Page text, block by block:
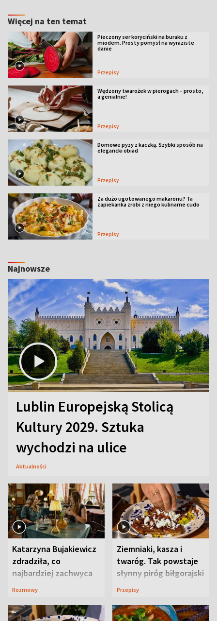
Więcej na ten temat
Pieczony ser koryciński na buraku z
miodem. Prosty pomysł na wyraziste
danie
Przepisy
Wędzony twarożek w pierogach – prosto,
a genialnie!
Przepisy
Domowe pyzy z kaczką. Szybki sposób na
elegancki obiad
Przepisy
Za dużo ugotowanego makaronu? Ta
zapiekanka zrobi z niego kulinarne cudo
Przepisy
Najnowsze
Lublin Europejską Stolicą
Kultury 2029. Sztuka
wychodzi na ulice
Aktualności
Katarzyna Bujakiewicz
zdradziła, co
najbardziej zachwyca
ją w Lublinie
Rozmowy
Ziemniaki, kasza i
twaróg. Tak powstaje
słynny piróg biłgorajski
Przepisy